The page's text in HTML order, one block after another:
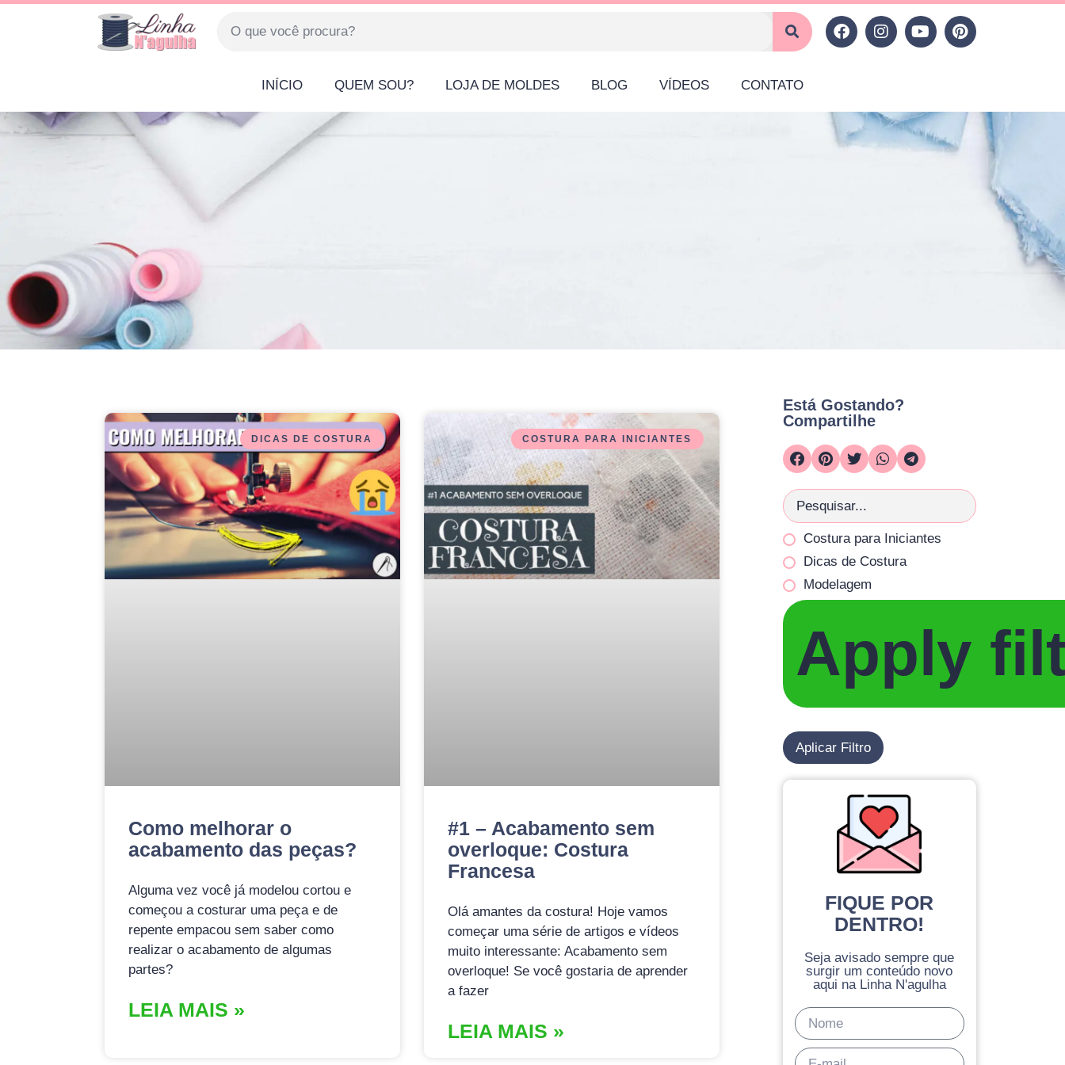
INÍCIO QUEM SOU? LOJA DE MOLDES BLOG VÍDEOS CONTATO
DICAS DE COSTURA
Como melhorar o
acabamento das peças?
Alguma vez você já modelou cortou e
começou a costurar uma peça e de
repente empacou sem saber como
realizar o acabamento de algumas
partes?
LEIA MAIS »
COSTURA PARA INICIANTES
#1 – Acabamento sem
overloque: Costura
Francesa
Olá amantes da costura! Hoje vamos
começar uma série de artigos e vídeos
muito interessante: Acabamento sem
overloque! Se você gostaria de aprender
a fazer
LEIA MAIS »
Está Gostando?
Compartilhe
Costura para Iniciantes
Dicas de Costura
Modelagem
Apply
Aplicar Filtro
FIQUE POR
DENTRO!
Seja avisado sempre que
surgir um conteúdo novo
aqui na Linha N'agulha